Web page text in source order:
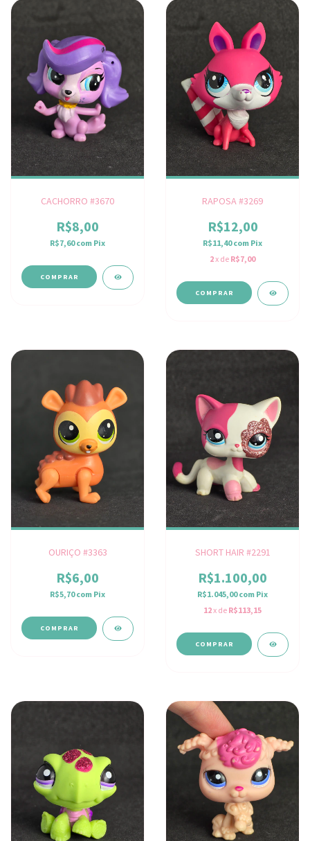
CACHORRO #3670
R$8,00
R$7,60com Pix
RAPOSA #3269
R$12,00
R$11,40com Pix
2x de R$7,00
OURIÇO #3363
R$6,00
R$5,70com Pix
SHORT HAIR #2291
R$1.100,00
R$1.045,00com Pix
12x de R$113,15